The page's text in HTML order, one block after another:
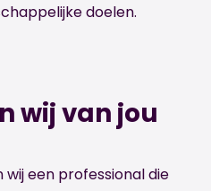
doelen.
wij van jou
een professional die